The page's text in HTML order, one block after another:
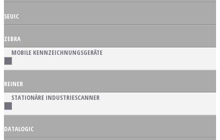
SEUIC
ZEBRA
MOBILE KENNZEICHNUNGSGERÄTE
REINER
STATIONÄRE INDUSTRIESCANNER
DATALOGIC